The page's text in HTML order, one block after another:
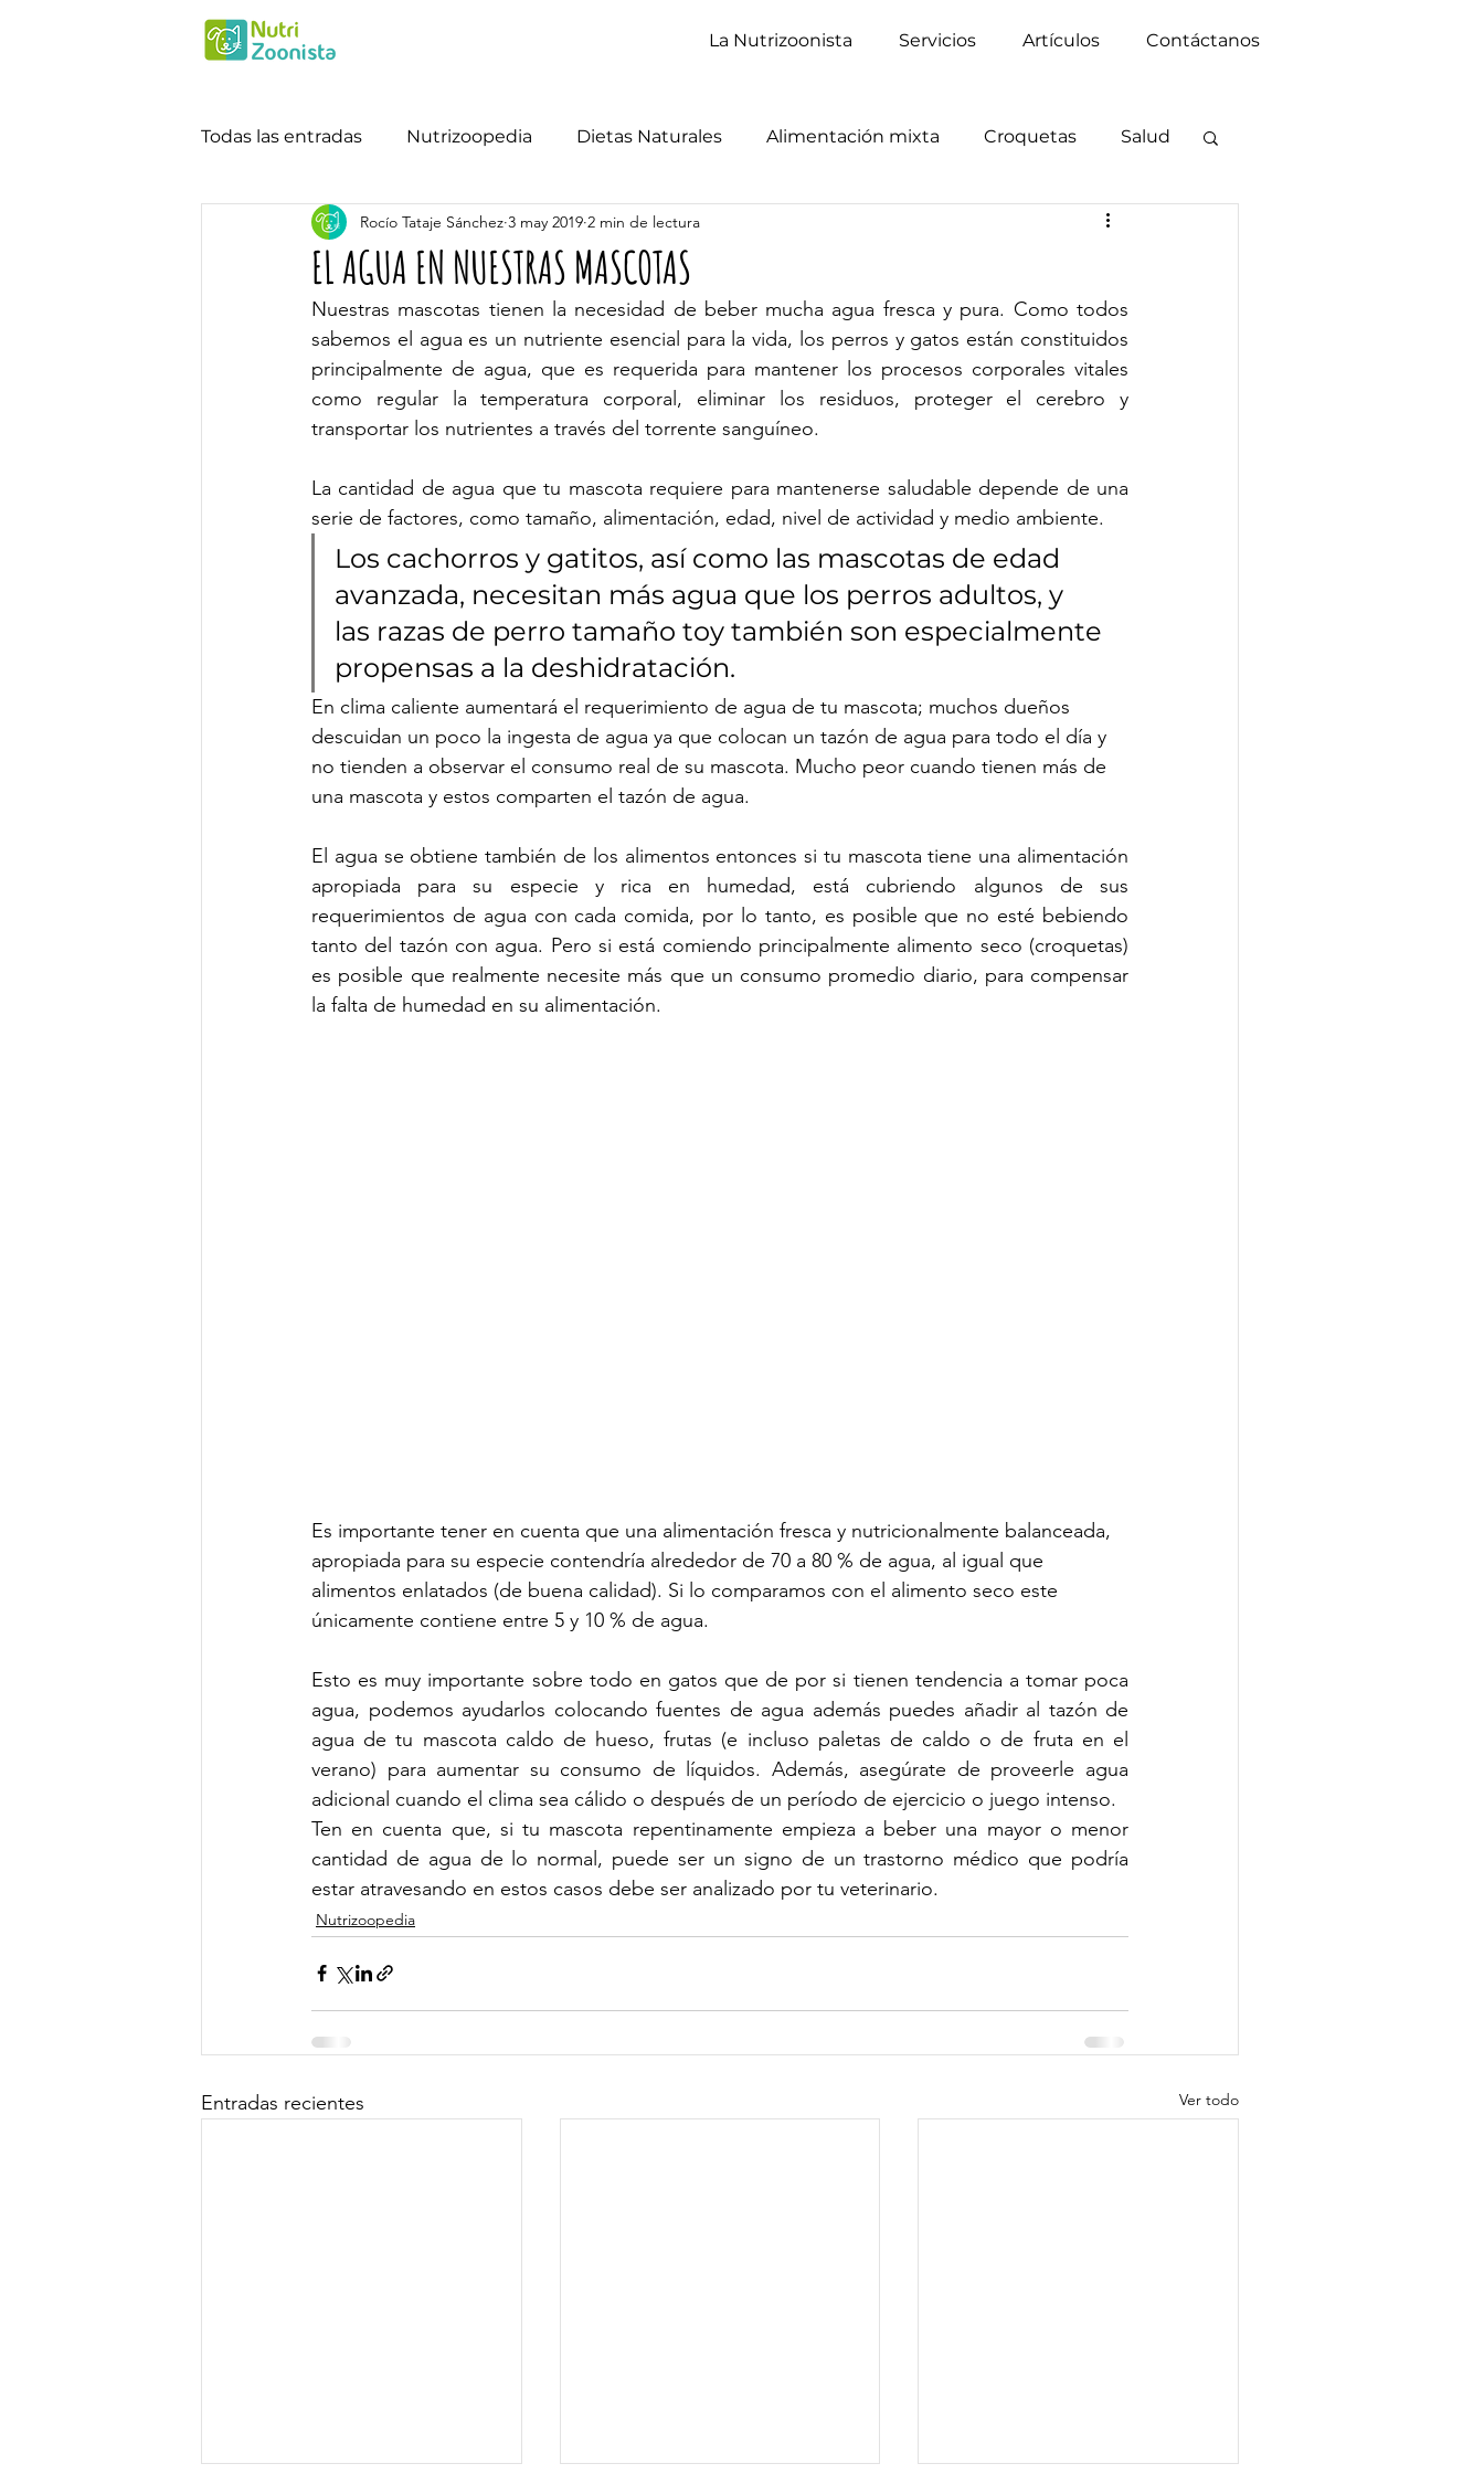
La Nutrizoonista Servicios Artículos Contáctanos
Todas las entradas Nutrizoopedia Dietas Naturales Alimentación mixta Croquetas Salud
EL AGUA EN NUESTRAS MASCOTAS
Rocío Tataje Sánchez 3 may 2019 2 min de lectura
Nuestras mascotas tienen la necesidad de beber mucha agua fresca y pura. Como todos
sabemos el agua es un nutriente esencial para la vida, los perros y gatos están constituidos
principalmente de agua, que es requerida para mantener los procesos corporales vitales
como regular la temperatura corporal, eliminar los residuos, proteger el cerebro y
transportar los nutrientes a través del torrente sanguíneo.
La cantidad de agua que tu mascota requiere para mantenerse saludable depende de una
serie de factores, como tamaño, alimentación, edad, nivel de actividad y medio ambiente.
Los cachorros y gatitos, así como las mascotas de edad
avanzada, necesitan más agua que los perros adultos, y
las razas de perro tamaño toy también son especialmente
propensas a la deshidratación.
En clima caliente aumentará el requerimiento de agua de tu mascota; muchos dueños
descuidan un poco la ingesta de agua ya que colocan un tazón de agua para todo el día y
no tienden a observar el consumo real de su mascota. Mucho peor cuando tienen más de
una mascota y estos comparten el tazón de agua.
El agua se obtiene también de los alimentos entonces si tu mascota tiene una alimentación
apropiada para su especie y rica en humedad, está cubriendo algunos de sus
requerimientos de agua con cada comida, por lo tanto, es posible que no esté bebiendo
tanto del tazón con agua. Pero si está comiendo principalmente alimento seco (croquetas)
es posible que realmente necesite más que un consumo promedio diario, para compensar
la falta de humedad en su alimentación.
Es importante tener en cuenta que una alimentación fresca y nutricionalmente balanceada,
apropiada para su especie contendría alrededor de 70 a 80 % de agua, al igual que
alimentos enlatados (de buena calidad). Si lo comparamos con el alimento seco este
únicamente contiene entre 5 y 10 % de agua.
Esto es muy importante sobre todo en gatos que de por si tienen tendencia a tomar poca
agua, podemos ayudarlos colocando fuentes de agua además puedes añadir al tazón de
agua de tu mascota caldo de hueso, frutas (e incluso paletas de caldo o de fruta en el
verano) para aumentar su consumo de líquidos. Además, asegúrate de proveerle agua
adicional cuando el clima sea cálido o después de un período de ejercicio o juego intenso.
Ten en cuenta que, si tu mascota repentinamente empieza a beber una mayor o menor
cantidad de agua de lo normal, puede ser un signo de un trastorno médico que podría
estar atravesando en estos casos debe ser analizado por tu veterinario.
Nutrizoopedia
Entradas recientes Ver todo